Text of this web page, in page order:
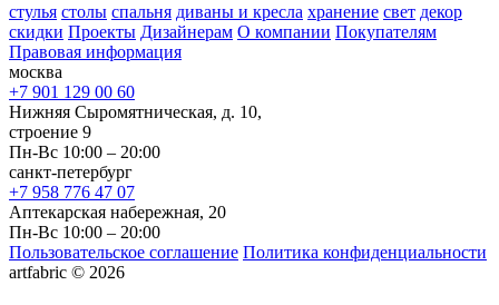
стулья столы спальня диваны и кресла хранение свет декор
скидки Проекты Дизайнерам О компании Покупателям
Правовая информация
москва
+7 901 129 00 60
Нижняя Сыромятническая, д. 10,
строение 9
Пн-Вс 10:00 – 20:00
санкт-петербург
+7 958 776 47 07
Аптекарская набережная, 20
Пн-Вс 10:00 – 20:00
Пользовательское соглашение Политика конфиденциальности
artfabric © 2026